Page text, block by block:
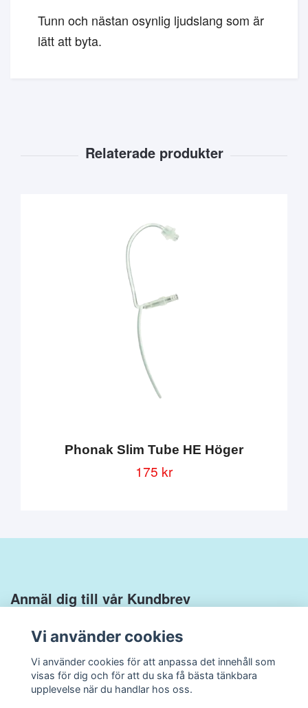
Tunn och nästan osynlig ljudslang som är
lätt att byta.
Phonak Slim Tube HE Höger
175 kr
Anmäl dig till vår Kundbrev
Vi använder cookies
Vi använder cookies för att anpassa det innehåll som
visas för dig och för att du ska få bästa tänkbara
upplevelse när du handlar hos oss.